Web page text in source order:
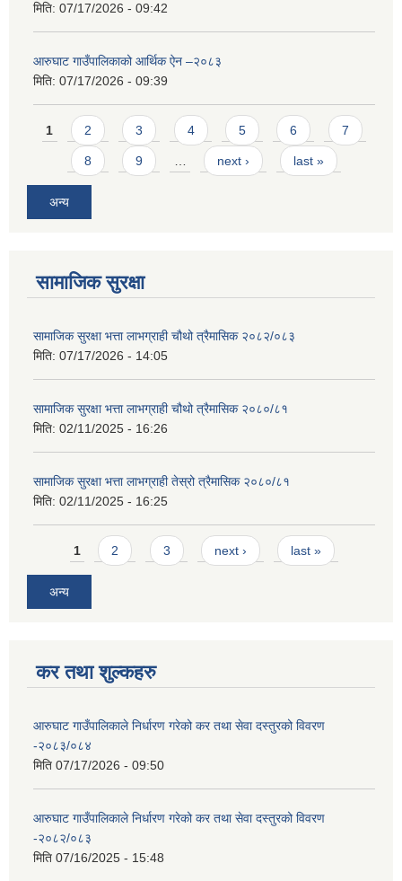
मिति: 07/17/2026 - 09:42
आरुघाट गाउँपालिकाको आर्थिक ऐन –२०८३
मिति: 07/17/2026 - 09:39
Pages
1 2 3 4 5 6 7
8 9 next › last »
अन्य
सामाजिक सुरक्षा
सामाजिक सुरक्षा भत्ता लाभग्राही चौथो त्रैमासिक २०८२/०८३
मिति: 07/17/2026 - 14:05
सामाजिक सुरक्षा भत्ता लाभग्राही चौथो त्रैमासिक २०८०/८१
मिति: 02/11/2025 - 16:26
सामाजिक सुरक्षा भत्ता लाभग्राही तेस्रो त्रैमासिक २०८०/८१
मिति: 02/11/2025 - 16:25
Pages
1 2 3 next › last »
अन्य
कर तथा शुल्कहरु
आरुघाट गाउँपालिकाले निर्धारण गरेको कर तथा सेवा दस्तुरको विवरण
-२०८३/०८४
मिति 07/17/2026 - 09:50
आरुघाट गाउँपालिकाले निर्धारण गरेको कर तथा सेवा दस्तुरको विवरण
-२०८२/०८३
मिति 07/16/2025 - 15:48